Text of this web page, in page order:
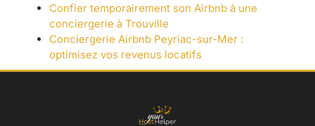
Confier temporairement son Airbnb à une
conciergerie à Trouville
Conciergerie Airbnb Peyriac-sur-Mer :
optimisez vos revenus locatifs